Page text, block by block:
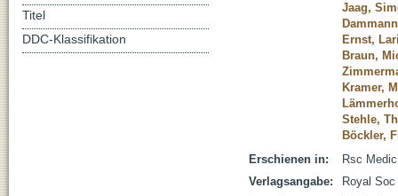
Jaag,
Ernst,
Braun,
Kramer,
Stehle,
Böckler,
Erschienen in:
Rsc
Verlagsangabe:
Royal
Titel
DDC-Klassifikation